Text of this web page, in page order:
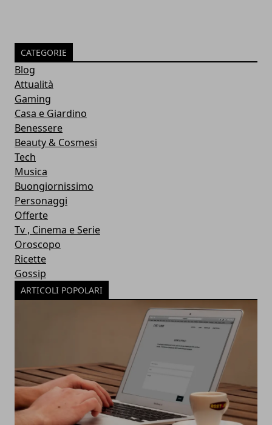
CATEGORIE
Blog
Attualità
Gaming
Casa e Giardino
Benessere
Beauty & Cosmesi
Tech
Musica
Buongiornissimo
Personaggi
Offerte
Tv , Cinema e Serie
Oroscopo
Ricette
Gossip
ARTICOLI POPOLARI